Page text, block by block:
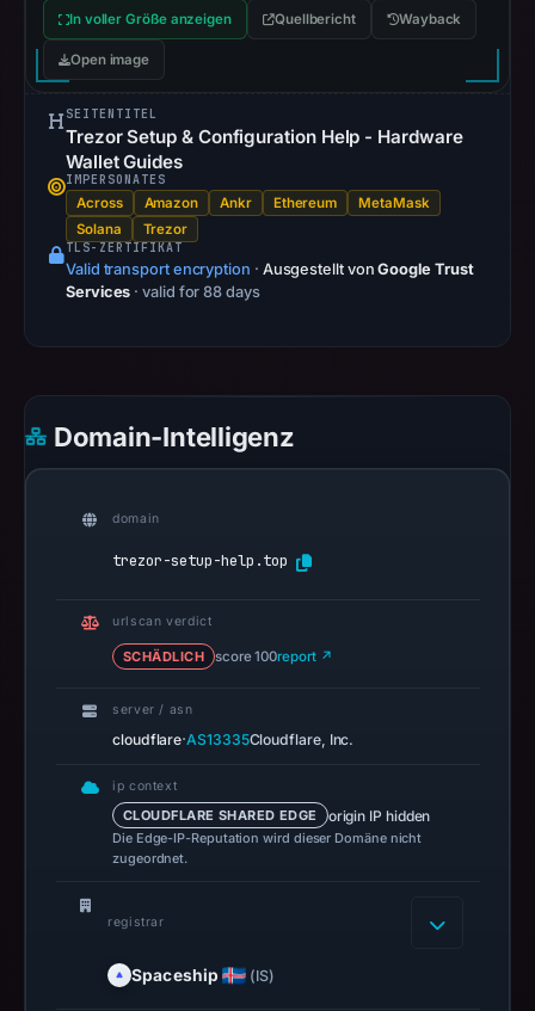
at
URLScan
is
but
no
timestamp
Negative
or
do
safety.
IP
address
Apr
In voller Größe anzeigen Quellbericht Wayback
Open image
SEITENTITEL
Trezor Setup & Configuration Help - Hardware
Wallet Guides
IMPERSONATES
Across Amazon Ankr Ethereum
MetaMask
Solana
Trezor
TLS-ZERTIFIKAT
Valid transport encryption · Ausgestellt vonGoogle Trust
Services · valid for 88 days
Domain-Intelligenz
domain
trezor-setup-help.top
urlscan verdict
SCHÄDLICH score 100report ↗
server / asn
cloudflare·AS13335Cloudflare, Inc.
ip context
CLOUDFLARE SHARED EDGE origin IP hidden
Die Edge-IP-Reputation wird dieser Domäne nicht
zugeordnet.
registrar
Spaceship (IS)